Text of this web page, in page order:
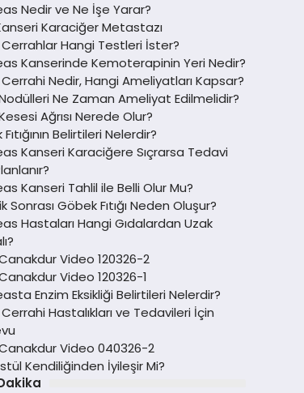
Nedir ve Ne İşe Yarar?
Karaciğer Metastazı
Hangi Testleri İster?
Kanserinde Kemoterapinin Yeri Nedir?
Nedir, Hangi Ameliyatları Kapsar?
Ne Zaman Ameliyat Edilmelidir?
Ağrısı Nerede Olur?
Belirtileri Nelerdir?
Kanseri Karaciğere Sıçrarsa Tedavi
Kanseri Tahlil ile Belli Olur Mu?
Sonrası Göbek Fıtığı Neden Oluşur?
Hastaları Hangi Gıdalardan Uzak
Video 120326-2
Video 120326-1
Enzim Eksikliği Belirtileri Nelerdir?
Hastalıkları ve Tedavileri İçin
Video 040326-2
Kendiliğinden İyileşir Mi?